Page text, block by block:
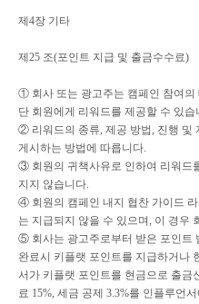
제 4장 기타
제 25 조(포인트 지급 및 출금수수료)
① 회사 또는 광고주는 캠페인 참여
단 회원에게 리워드를 제공할 수 있습
② 리워드의 종류, 제공 방법, 진행 및
게시하는 방법에 따릅니다.
③ 회원의 귀책사유로 인하여 리워드
지지 않습니다.
④ 회원의 캠페인 내지 협찬 가이드
는 지급되지 않을 수 있으며, 이 경우
⑤ 회사는 광고주로부터 받은 포인트
완료시 키플랫 포인트를 지급하거나
서가 키플랫 포인트를 현금으로 출금
료 15%, 세금 공제 3.3%를 인플루언